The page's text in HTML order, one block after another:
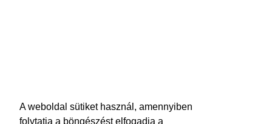
A weboldal sütiket használ, amennyiben
folytatja a böngészést elfogadja a